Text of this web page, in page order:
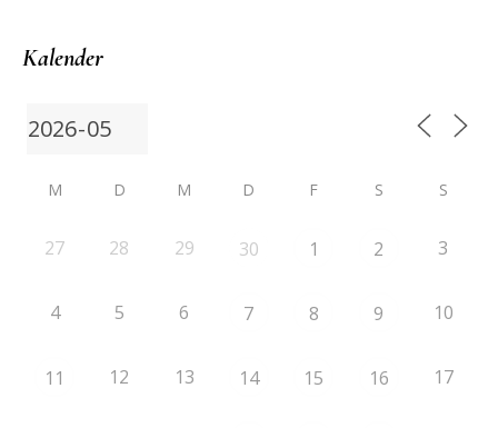
Kalender
M D M D F S S
27 28 29 30 1 2 3
4 5 6 7 8 9 10
11 12 13 14 15 16 17